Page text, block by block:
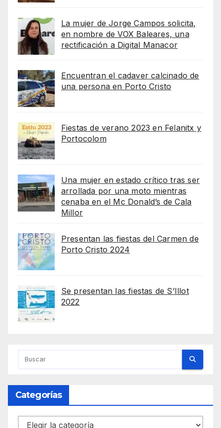
La mujer de Jorge Campos solicita,
en nombre de VOX Baleares, una
rectificación a Digital Manacor
Encuentran el cadaver calcinado de
una persona en Porto Cristo
Fiestas de verano 2023 en Felanitx y
Portocolom
Una mujer en estado crítico tras ser
arrollada por una moto mientras
cenaba en el Mc Donald’s de Cala
Millor
Presentan las fiestas del Carmen de
Porto Cristo 2024
Se presentan las fiestas de S’Illot
2022
Categorías
Categorías